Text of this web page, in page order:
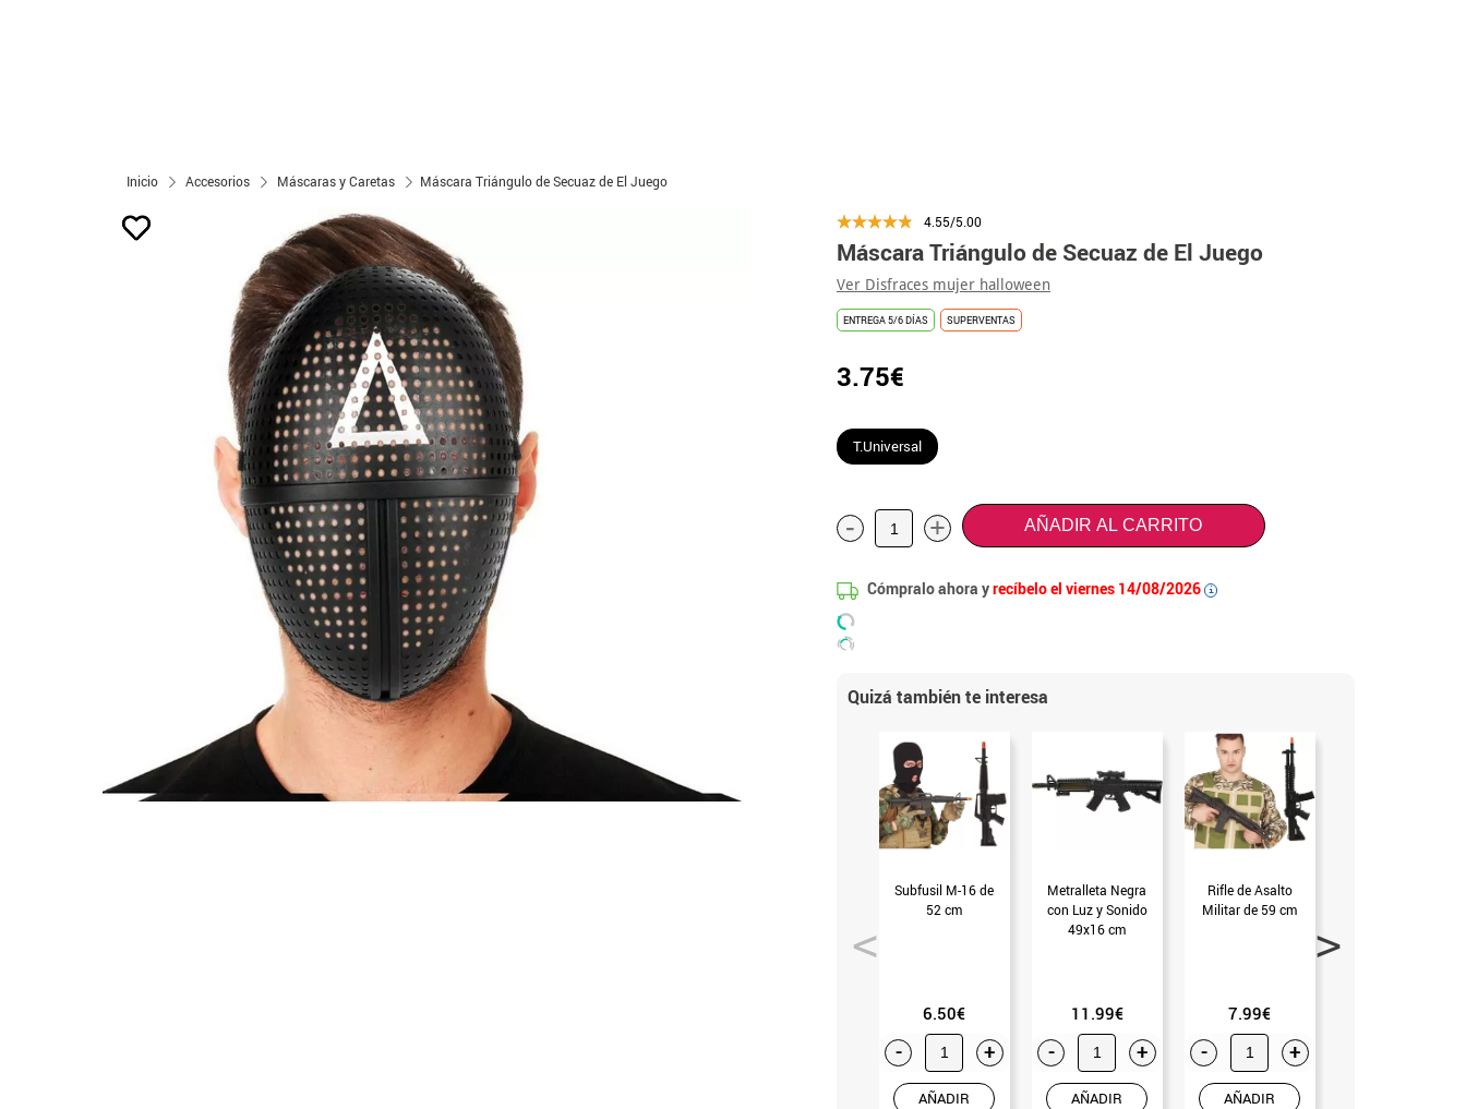
Inicio Accesorios Máscaras y Caretas Máscara Triángulo de Secuaz de El Juego
4.55/5.00
Máscara Triángulo de Secuaz de El Juego
Ver Disfraces mujer halloween
ENTREGA 5/6 DÍAS SUPERVENTAS
3.75€
T.Universal
- + AÑADIR AL CARRITO
Cómpralo ahora yrecíbelo el viernes 14/08/2026 i
Quizá también te interesa
Subfusil M-16 de
52 cm
6.50€
- +
AÑADIR
Metralleta Negra
con Luz y Sonido
49x16 cm
11.99€
- +
AÑADIR
Rifle de Asalto
Militar de 59 cm
7.99€
- +
AÑADIR